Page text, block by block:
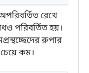
অপরিবর্তিত রেখে
পরিবর্তিত হয়।
রুপার
কম।